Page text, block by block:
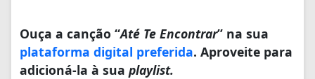
Ouça a canção “Até Te Encontrar” na sua
plataforma digital preferida. Aproveite para
adicioná-la à sua playlist.